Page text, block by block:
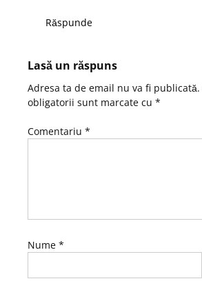
Răspunde
Lasă un răspuns
Adresa ta de email nu va fi publicată.
obligatorii sunt marcate cu *
Comentariu *
Nume *